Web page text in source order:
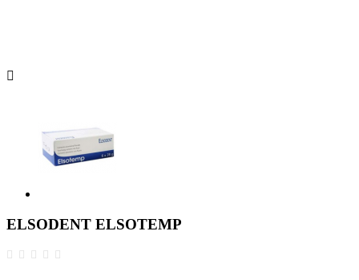

ELSODENT ELSOTEMP